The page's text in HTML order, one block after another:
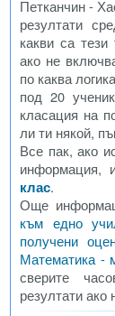
Петканчин -
резултати
какви са
ако не
по каква
под 20
класация на
ли ти някой,
Все пак, ако
информация,
клас.
Още
към едно
получени
Математика -
сверите
резултати ако